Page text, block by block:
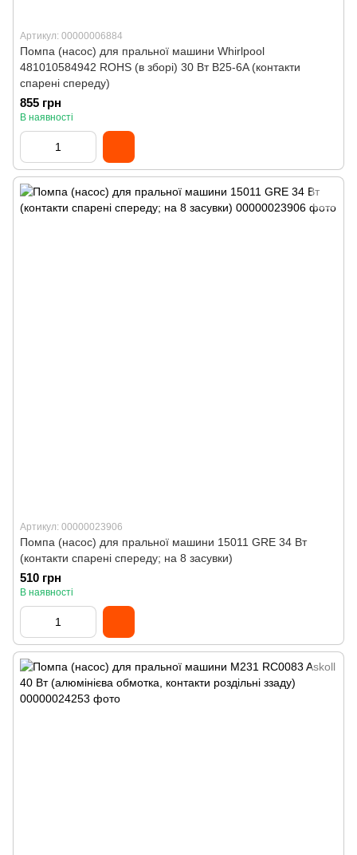
Артикул: 00000006884
Помпа (насос) для пральної машини Whirlpool
481010584942 ROHS (в зборі) 30 Вт B25-6A (контакти
спарені спереду)
855 грн
В наявності
Артикул: 00000023906
Помпа (насос) для пральної машини 15011 GRE 34 Вт
(контакти спарені спереду; на 8 засувки)
510 грн
В наявності